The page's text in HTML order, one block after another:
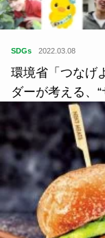
SDGs 2022.03.08
環境省「つなげ
ダーが考える、